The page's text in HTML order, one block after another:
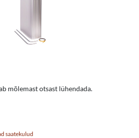
mõlemast otsast lühendada.
saatekulud